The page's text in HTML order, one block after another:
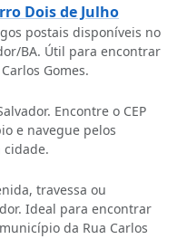
Dois de Julho
postais disponíveis no
BA. Útil para encontrar
Gomes.
Encontre o CEP
e navegue pelos
cidade.
travessa ou
Ideal para encontrar
da Rua Carlos